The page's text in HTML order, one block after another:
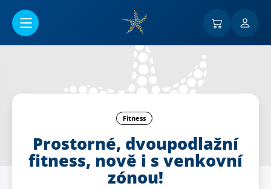
Fitness
Prostorné, dvoupodlažní
fitness, nově i s venkovní
zónou!